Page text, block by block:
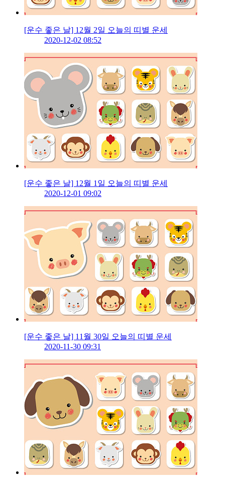
[운수 좋은 날] 12월 2일 오늘의 띠별 운세
2020-12-02 08:52
[운수 좋은 날] 12월 1일 오늘의 띠별 운세
2020-12-01 09:02
[운수 좋은 날] 11월 30일 오늘의 띠별 운세
2020-11-30 09:31